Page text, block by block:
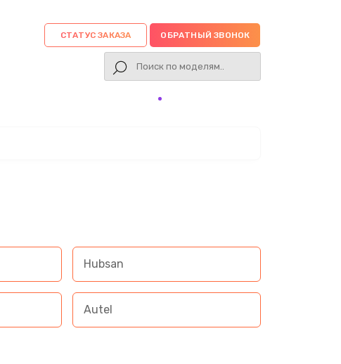
СТАТУС ЗАКАЗА ОБРАТНЫЙ ЗВОНОК
Hubsan
Autel